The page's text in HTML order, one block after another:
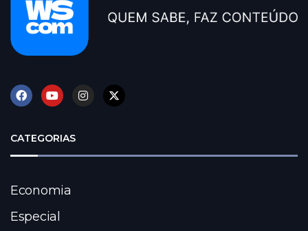
CATEGORIAS
Economia
Especial